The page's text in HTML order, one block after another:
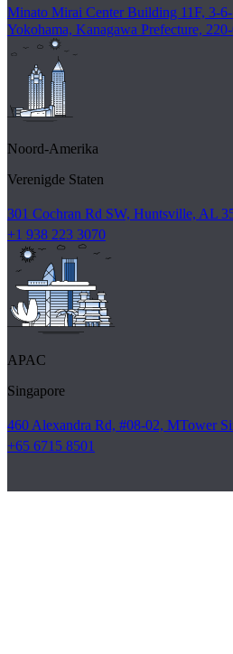
Minato Mirai Center Building 11F, 3-
Yokohama, Kanagawa Prefecture,
Noord-Amerika
Verenigde Staten
301 Cochran Rd SW, Huntsville, AL
+1 938 223 3070
APAC
Singapore
460 Alexandra Rd, #08-02, MTower
+65 6715 8501